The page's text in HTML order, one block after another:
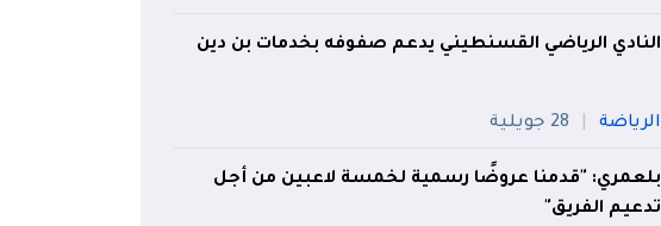
النادي الرياضي القسنطيني يدعم صفوفه بخدمات بن دين
الرياضة 28 جويلية
بلعمري: "قدمنا عروضًا رسمية لخمسة لاعبين من أجل
تدعيم الفريق"